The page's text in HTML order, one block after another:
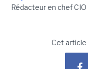
Rédacteur en chef CIO
Cet article